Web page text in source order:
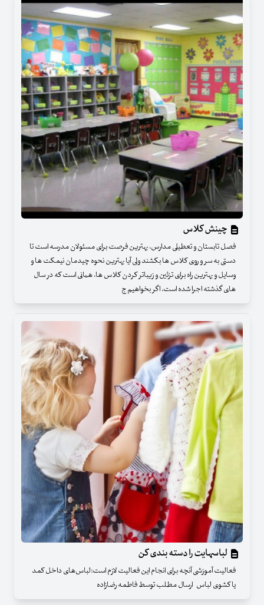
چینش کلاس
فصل تابستان و تعطیلی مدارس، بهترین فرصت برای مسئولان مدرسه است تا
دستی به سر و روی کلاس ها بکشند ولی آیا بهترین نحوه چیدمان نیمکت ها و
وسایل و بهترین راه برای تزئین و زیباتر کردن کلاس ها، همانی است که در سال
های گذشته اجرا شده است. اگر بخواهیم ج
لباسهایت را دسته بندی کن
فعالیت آموزشی آنچه برای انجام این فعالیت لازم است:لباس‌های داخل کمد
یا کشوی لباس ارسال مطلب توسط فاطمه رضازاده